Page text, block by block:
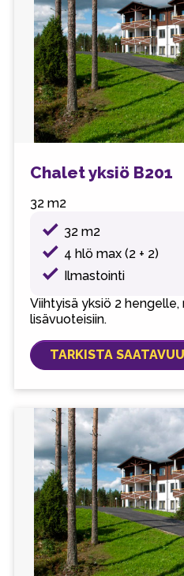
Chalet yksiö B201
32 m2
32 m2
4 hlö max (2 + 2)
Ilmastointi
Viihtyisä yksiö 2 hengelle,
lisävuoteisiin.
TARKISTA